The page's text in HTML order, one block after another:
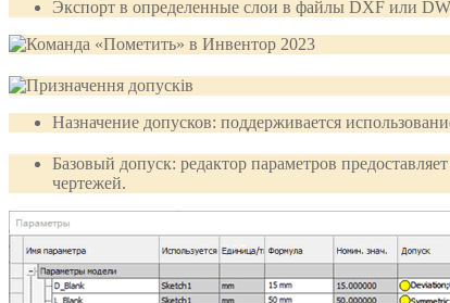
Экспорт в определенные слои в файлы DXF или
Назначение допусков: поддерживается
Базовый допуск: редактор параметров
чертежей.